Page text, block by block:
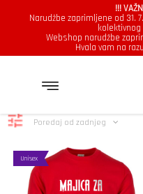
!!!
Narudžbe zaprimljene od 31.
Webshop narudžbe
Hvala vam na
svatovi Prikazuje se
Poredaj od zadnjeg
Unisex